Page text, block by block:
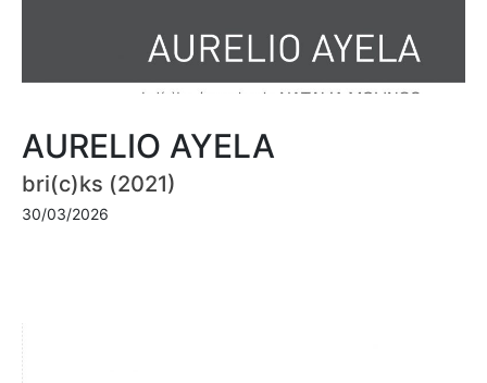
AURELIO AYELA
bri(c)ks (2021)
30/03/2026